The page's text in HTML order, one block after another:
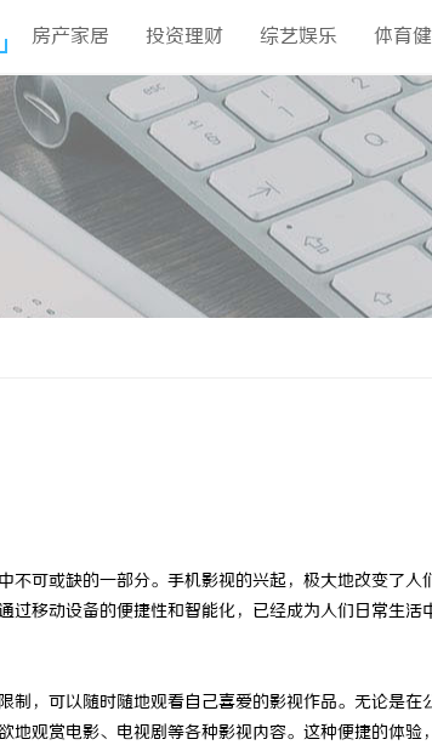
房产家居 投资理财 综艺娱乐 体育
不可或缺的一部分。手机影视的兴起，极大地改变了人
过移动设备的便捷性和智能化，已经成为人们日常生活
制，可以随时随地观看自己喜爱的影视作品。无论是在
地观赏电影、电视剧等各种影视内容。这种便捷的体验